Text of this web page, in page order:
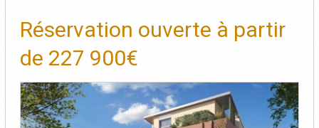
Réservation ouverte à partir
de 227 900€